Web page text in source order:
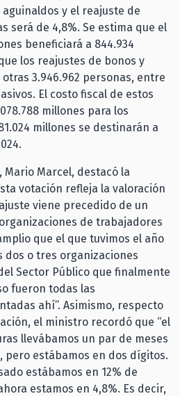
y el reajuste de
será de 4,8%. Se estima que el
beneficiará a 844.934
los reajustes de bonos y
3.946.962 personas, entre
El costo fiscal de estos
millones para los
millones se destinarán a
Mario Marcel, destacó la
votación refleja la valoración
viene precedido de un
de trabajadores
que el que tuvimos el año
dos o tres organizaciones
Sector Público que finalmente
fueron todas las
ahí”. Asimismo, respecto
el ministro recordó que “el
llevábamos un par de meses
pero estábamos en dos dígitos.
estábamos en 12% de
estamos en 4,8%. Es decir,